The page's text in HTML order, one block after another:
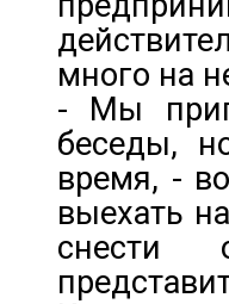
много на
- Мы
беседы,
время, -
выехать
снести